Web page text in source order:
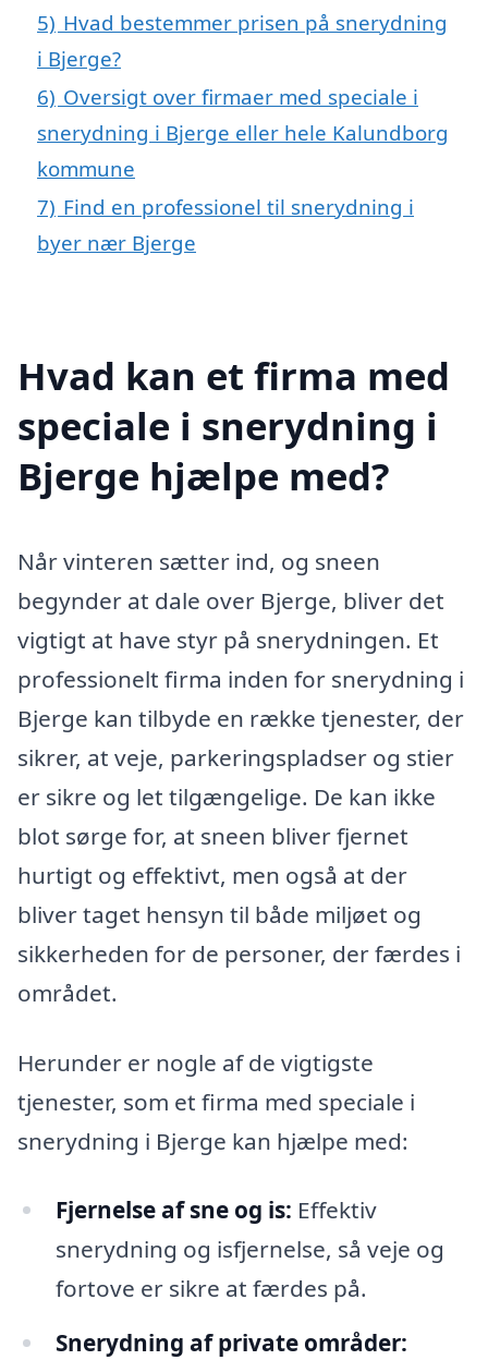
5) Hvad bestemmer prisen på snerydning
i Bjerge?
6) Oversigt over firmaer med speciale i
snerydning i Bjerge eller hele Kalundborg
kommune
7) Find en professionel til snerydning i
byer nær Bjerge
Hvad kan et firma med
speciale i snerydning i
Bjerge hjælpe med?
Når vinteren sætter ind, og sneen
begynder at dale over Bjerge, bliver det
vigtigt at have styr på snerydningen. Et
professionelt firma inden for snerydning i
Bjerge kan tilbyde en række tjenester, der
sikrer, at veje, parkeringspladser og stier
er sikre og let tilgængelige. De kan ikke
blot sørge for, at sneen bliver fjernet
hurtigt og effektivt, men også at der
bliver taget hensyn til både miljøet og
sikkerheden for de personer, der færdes i
området.
Herunder er nogle af de vigtigste
tjenester, som et firma med speciale i
snerydning i Bjerge kan hjælpe med:
Fjernelse af sne og is: Effektiv
snerydning og isfjernelse, så veje og
fortove er sikre at færdes på.
Snerydning af private områder: